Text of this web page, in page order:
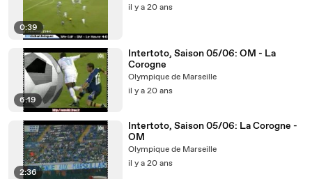
0:39
il y a 20 ans
6:19
Intertoto, Saison 05/06: OM - La
Corogne
Olympique de Marseille
il y a 20 ans
2:36
Intertoto, Saison 05/06: La Corogne -
OM
Olympique de Marseille
il y a 20 ans